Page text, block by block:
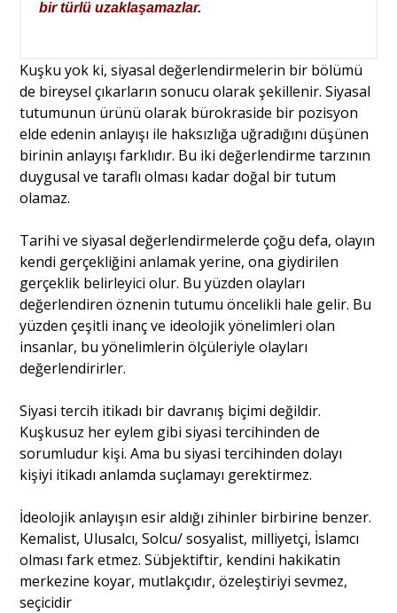
bir türlü uzaklaşamazlar.
Kuşku yok ki, siyasal değerlendirmelerin bir bölümü
de bireysel çıkarların sonucu olarak şekillenir. Siyasal
tutumunun ürünü olarak bürokraside bir pozisyon
elde edenin anlayışı ile haksızlığa uğradığını düşünen
birinin anlayışı farklıdır. Bu iki değerlendirme tarzının
duygusal ve taraflı olması kadar doğal bir tutum
olamaz.
Tarihi ve siyasal değerlendirmelerde çoğu defa, olayın
kendi gerçekliğini anlamak yerine, ona giydirilen
gerçeklik belirleyici olur. Bu yüzden olayları
değerlendiren öznenin tutumu öncelikli hale gelir. Bu
yüzden çeşitli inanç ve ideolojik yönelimleri olan
insanlar, bu yönelimlerin ölçüleriyle olayları
değerlendirirler.
Siyasi tercih itikadı bir davranış biçimi değildir.
Kuşkusuz her eylem gibi siyasi tercihinden de
sorumludur kişi. Ama bu siyasi tercihinden dolayı
kişiyi itikadı anlamda suçlamayı gerektirmez.
İdeolojik anlayışın esir aldığı zihinler birbirine benzer.
Kemalist, Ulusalcı, Solcu/ sosyalist, milliyetçi, İslamcı
olması fark etmez. Sübjektiftir, kendini hakikatin
merkezine koyar, mutlakçıdır, özeleştiriyi sevmez,
seçicidir